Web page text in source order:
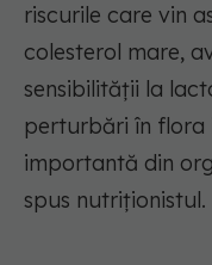
riscurile care vin
colesterol mare,
sensibilității la
perturbări în flora
importantă din
spus nutriționistul.